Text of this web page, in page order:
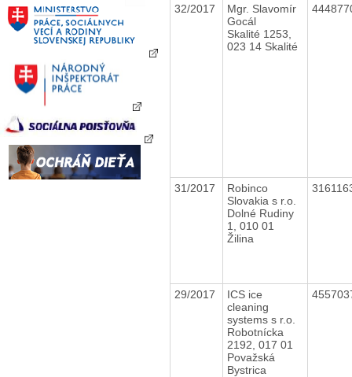
32/2017
Mgr. Slavomír
Gocál
Skalité 1253,
023 14 Skalité
31/2017
Robinco
Slovakia s r.o.
Dolné Rudiny
1, 010 01
Žilina
29/2017
ICS ice
cleaning
systems s r.o.
Robotnícka
2192, 017 01
Považská
Bystrica